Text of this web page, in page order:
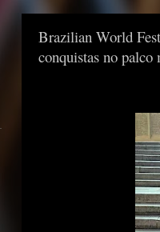
Brazilian World
conquistas no palco